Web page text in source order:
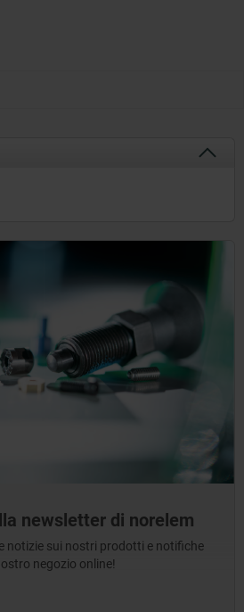
newsletter di norelem
notizie sui nostri prodotti e notifiche
negozio online!